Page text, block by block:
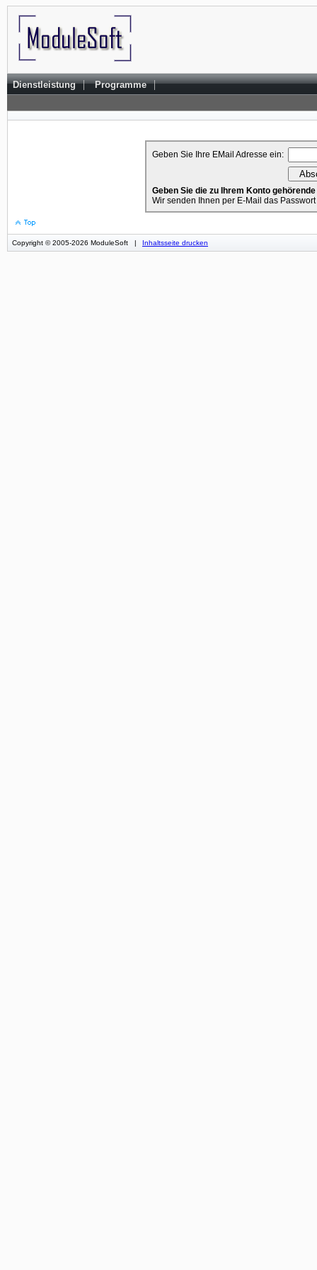
Dienstleistung | Programme |
Geben Sie Ihre EMail Adresse ein:
Geben Sie die zu Ihrem Konto
Wir senden Ihnen per E-Mail das
Copyright © 2005-2026 ModuleSoft | Inhaltsseite drucken